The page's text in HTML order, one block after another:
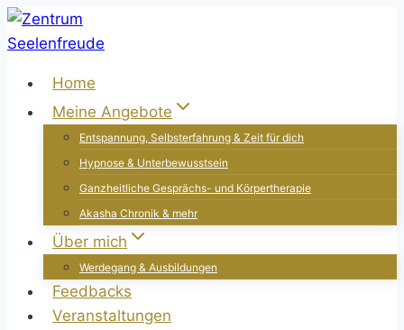
Zum
Inhalt
Home
Meine Angebote
Entspannung, Selbsterfahrung & Zeit für dich
Hypnose & Unterbewusstsein
Ganzheitliche Gesprächs- und Körpertherapie
Akasha Chronik & mehr
Über mich
Werdegang & Ausbildungen
Feedbacks
Veranstaltungen